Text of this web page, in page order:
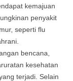
kemajuan
penyakit
seperti flu
bencana,
kesehatan
terjadi. Selain